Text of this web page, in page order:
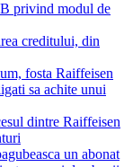
privind modul de
creditului, din
fosta Raiffeisen
sa achite unui
dintre Raiffeisen
un abonat